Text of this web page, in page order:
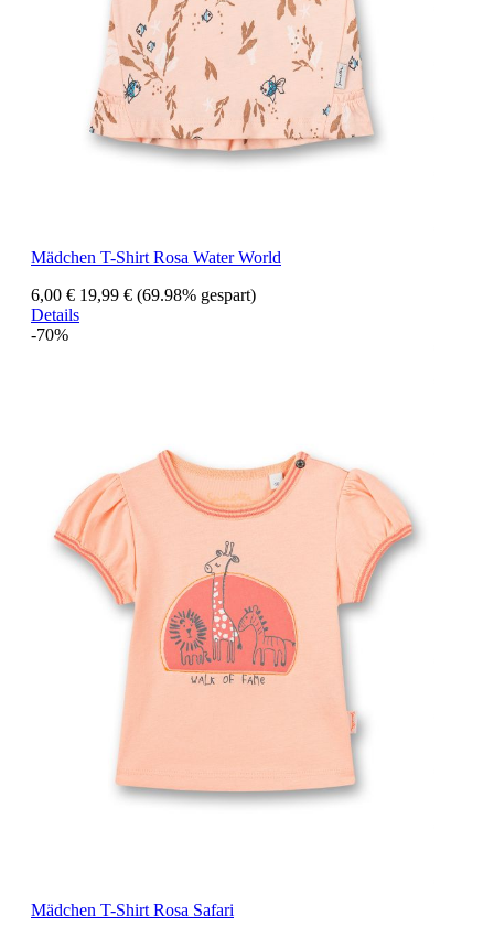
Mädchen T-Shirt Rosa Water World
6,00 € 19,99 € (69.98% gespart)
Details
-70%
Mädchen T-Shirt Rosa Safari